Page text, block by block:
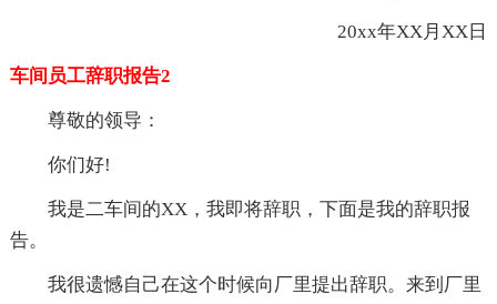
20xx年XX月XX日
车间员工辞职报告2
尊敬的领导：
你们好!
我是二车间的XX，我即将辞职，下面是我的辞职报
告。
我很遗憾自己在这个时候向厂里提出辞职。来到厂里